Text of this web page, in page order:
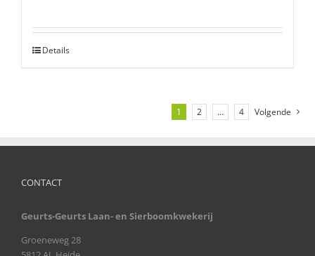
Details
1 2 … 4 Volgende
CONTACT
Geurts-Geurts Laan- en Sierboomkwekerij
Groeneweg 28